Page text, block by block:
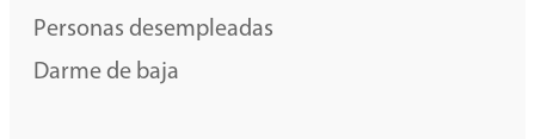
Personas desempleadas
Darme de baja